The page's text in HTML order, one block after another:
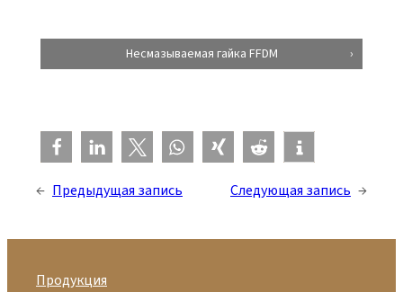
Несмазываемая гайка FFDM
← Предыдущая запись Следующая запись →
Продукция